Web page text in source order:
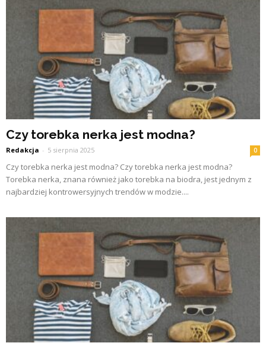
Czy torebka nerka jest modna?
Redakcja - 5 sierpnia 2025 0
Czy torebka nerka jest modna? Czy torebka nerka jest modna?
Torebka nerka, znana również jako torebka na biodra, jest jednym z
najbardziej kontrowersyjnych trendów w modzie....